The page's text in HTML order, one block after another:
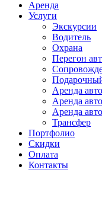
Аренда
Услуги
Экскурсии
Водитель
Охрана
Перегон
Аренда
Аренда
Аренда
Трансфер
Портфолио
Скидки
Оплата
Контакты